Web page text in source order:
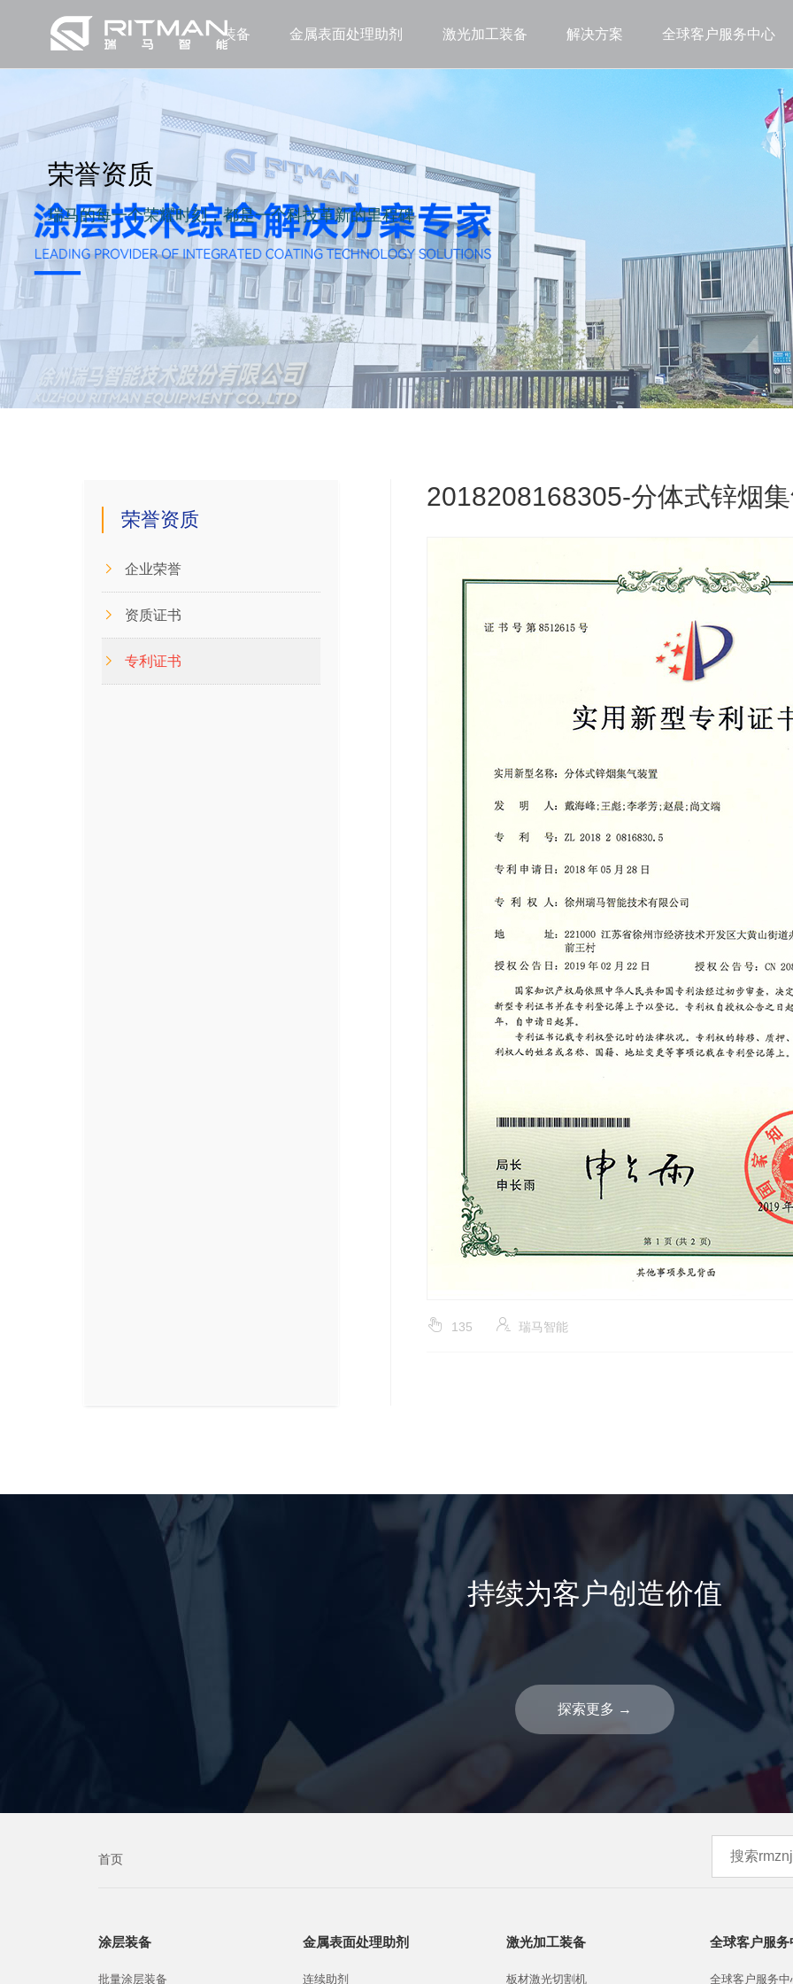
涂层装备 金属表面处理助剂 激光加工装备 解决方案 全球客户服务中心
荣誉资质
瑞马的每一个荣耀时刻，都是一个科技革新的里程碑
荣誉资质
企业荣誉
资质证书
专利证书
2018208168305-分体式锌烟
135 瑞马智能
持续为客户创造价值
探索更多 →
首页
涂层装备
批量涂层装备
金属表面处理助剂
连续助剂
激光加工装备
板材激光切割机
全球客户服务
全球客户服务中